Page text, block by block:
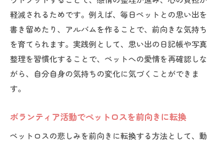
軽減されるためです。例えば、毎日ペットとの思い出を
書き留めたり、アルバムを作ることで、前向きな気持ち
を育てられます。実践例として、思い出の日記帳や写真
整理を習慣化することで、ペットへの愛情を再確認しな
がら、自分自身の気持ちの変化に気づくことができま
す。
ボランティア活動でペットロスを前向きに転換
ペットロスの悲しみを前向きに転換する方法として、動